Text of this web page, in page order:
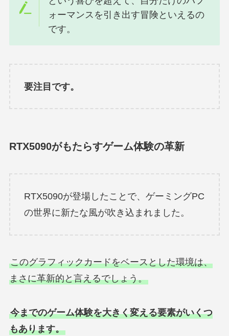
ォーマンスを引き出す冒険といえるの
です。
要注目です。
RTX5090がもたらすゲーム体験の革新
RTX5090が登場したことで、ゲーミングPC
の世界に新たな風が吹き込まれました。
このグラフィックカードをベースとした環境は、
まさに革新的と言えるでしょう。
今までのゲーム体験を大きく変える要素がいくつ
もあります。